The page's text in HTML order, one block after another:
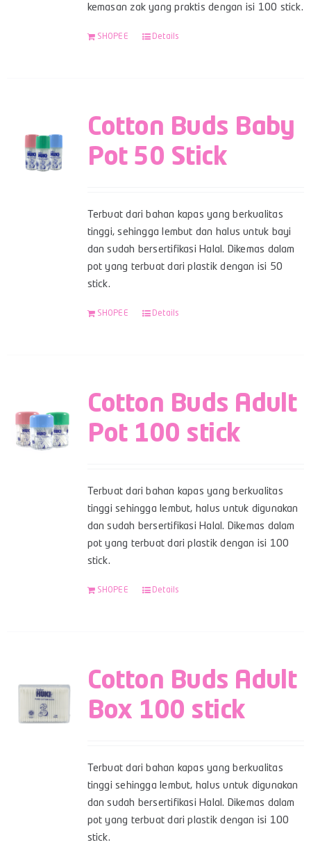
kemasan zak yang praktis dengan isi 100 stick.
SHOPEE Details
Cotton Buds Baby
Pot 50 Stick
Terbuat dari bahan kapas yang berkualitas
tinggi, sehingga lembut dan halus untuk bayi
dan sudah bersertifikasi Halal. Dikemas dalam
pot yang terbuat dari plastik dengan isi 50
stick.
SHOPEE Details
Cotton Buds Adult
Pot 100 stick
Terbuat dari bahan kapas yang berkualitas
tinggi sehingga lembut, halus untuk digunakan
dan sudah bersertifikasi Halal. Dikemas dalam
pot yang terbuat dari plastik dengan isi 100
stick.
SHOPEE Details
Cotton Buds Adult
Box 100 stick
Terbuat dari bahan kapas yang berkualitas
tinggi sehingga lembut, halus untuk digunakan
dan sudah bersertifikasi Halal. Dikemas dalam
pot yang terbuat dari plastik dengan isi 100
stick.